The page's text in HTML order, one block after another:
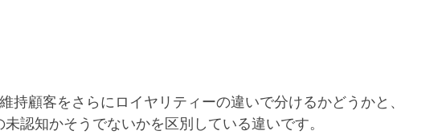
持顧客をさらにロイヤリティーの違いで分けるかどうかと、
認知かそうでないかを区別している違いです。